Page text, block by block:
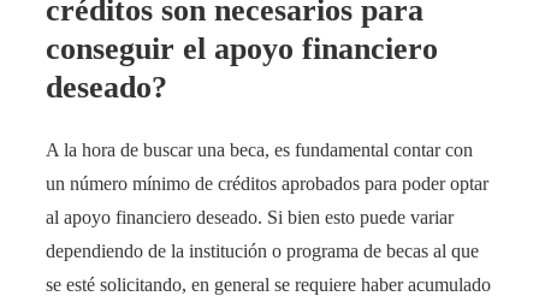
créditos son necesarios para
conseguir el apoyo financiero
deseado?
A la hora de buscar una beca, es fundamental contar con
un número mínimo de créditos aprobados para poder optar
al apoyo financiero deseado. Si bien esto puede variar
dependiendo de la institución o programa de becas al que
se esté solicitando, en general se requiere haber acumulado